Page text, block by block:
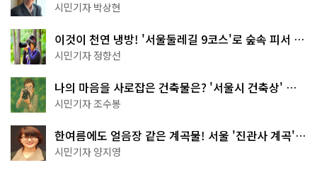
서울둘레길 15코스
시민기자 박상현
이것이 천연 냉방! '서울둘레길 9코스'로 숲속 피서 떠
나볼까
시민기자 정향선
나의 마음을 사로잡은 건축물은? '서울시 건축상' 수
상작 공개!
시민기자 조수봉
한여름에도 얼음장 같은 계곡물! 서울 '진관사 계곡'이
천국이네~
시민기자 양지영